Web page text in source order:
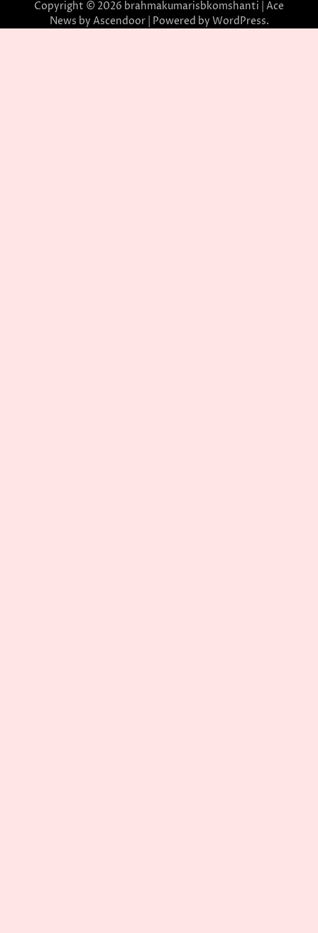
Copyright © 2026 brahmakumarisbkomshanti | Ace
News by Ascendoor| Powered by WordPress.